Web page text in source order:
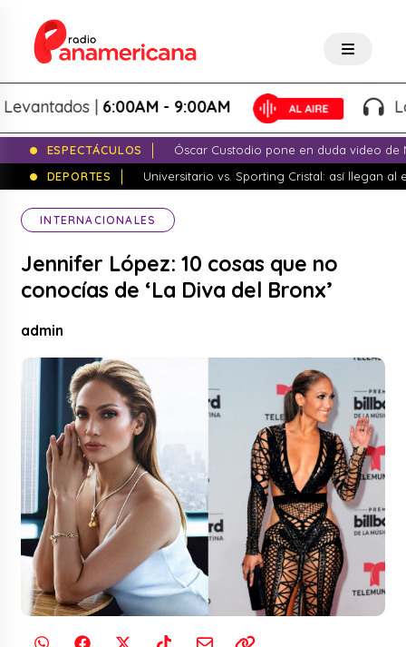
|6:00AM - 9:00AM Lo
ESPECTÁCULOS
Óscar Custodio pone en duda video de
DEPORTES
Universitario vs. Sporting Cristal: así llegan al
INTERNACIONALES
Jennifer López: 10 cosas que no
conocías de ‘La Diva del Bronx’
admin